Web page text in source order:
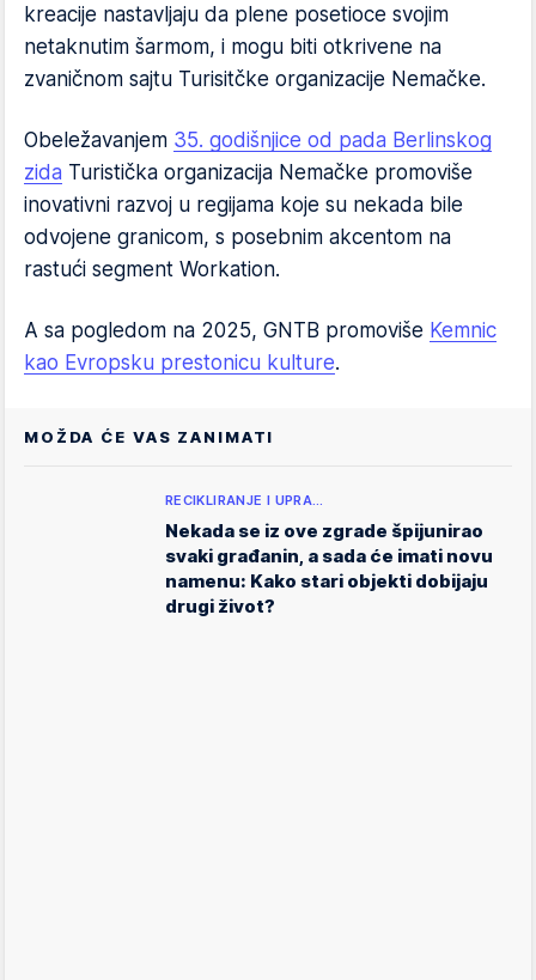
kreacije nastavljaju da plene posetioce svojim
netaknutim šarmom, i mogu biti otkrivene na
zvaničnom sajtu Turisitčke organizacije Nemačke.
Obeležavanjem 35. godišnjice od pada Berlinskog
zida Turistička organizacija Nemačke promoviše
inovativni razvoj u regijama koje su nekada bile
odvojene granicom, s posebnim akcentom na
rastući segment Workation.
A sa pogledom na 2025, GNTB promoviše Kemnic
kao Evropsku prestonicu kulture.
MOŽDA ĆE VAS ZANIMATI
RECIKLIRANJE I UPRA…
Nekada se iz ove zgrade špijunirao
svaki građanin, a sada će imati novu
namenu: Kako stari objekti dobijaju
drugi život?